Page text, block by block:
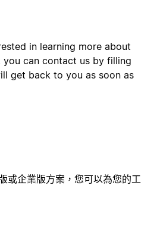
in learning more about
you can contact us by filling
get back to you as soon as
或企業版方案，您可以為您的工